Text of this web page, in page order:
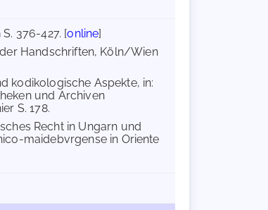
376-427. [online]
Handschriften, Köln/Wien
kodikologische Aspekte, in:
und Archiven
S. 178.
Recht in Ungarn und
maidebvrgense in Oriente